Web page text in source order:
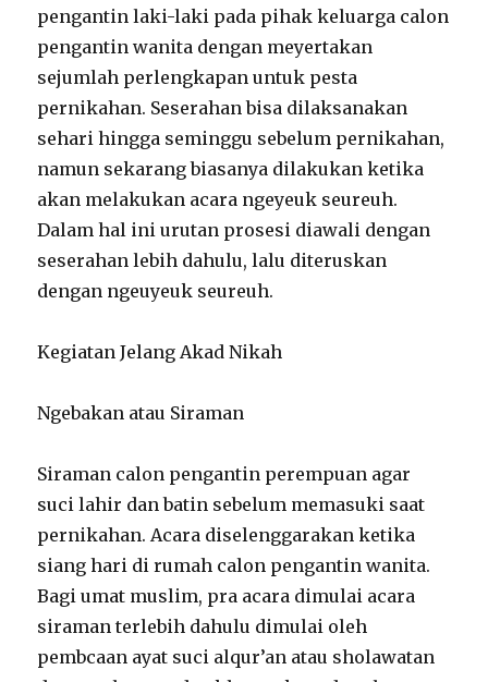
pengantin laki-laki pada pihak keluarga calon
pengantin wanita dengan meyertakan
sejumlah perlengkapan untuk pesta
pernikahan. Seserahan bisa dilaksanakan
sehari hingga seminggu sebelum pernikahan,
namun sekarang biasanya dilakukan ketika
akan melakukan acara ngeyeuk seureuh.
Dalam hal ini urutan prosesi diawali dengan
seserahan lebih dahulu, lalu diteruskan
dengan ngeuyeuk seureuh.
Kegiatan Jelang Akad Nikah
Ngebakan atau Siraman
Siraman calon pengantin perempuan agar
suci lahir dan batin sebelum memasuki saat
pernikahan. Acara diselenggarakan ketika
siang hari di rumah calon pengantin wanita.
Bagi umat muslim, pra acara dimulai acara
siraman terlebih dahulu dimulai oleh
pembcaan ayat suci alqur’an atau sholawatan